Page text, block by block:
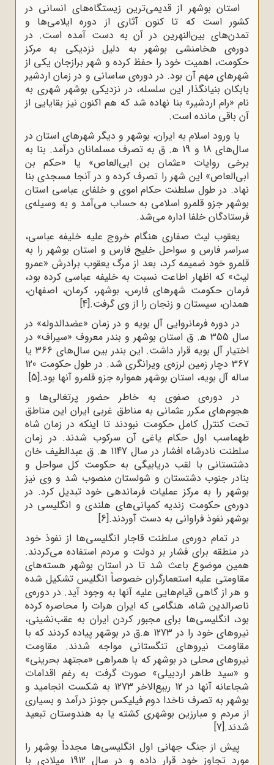
استان بوشهر از قدیمی‌ترین زیستگاه‌های انسانی در
کشور است که تا کنون آثاری از دوره ایلامی‌ها و
تمدن‌های بین‌النهرین در آن به دست آمده است. در
دوره‌ی هخامنشی بوشهر به دلیل نزدیکی به مرکز
حکومت، اهمیت خود را حفظ کرده و شهر برازجان یکی از
شهرهای مهم آن بود. در دوره‌ی ساسانی و در زمان اردشیر
بابکان بنیانگذار این سلسله، در نزدیکی بوشهر شهری به
نام «رام اردشیر» بنا نهاده شد که هم اکنون نیز بقایایی از
آن باقی مانده است.
با ورود اسلام به ایران، بوشهر و دیگر شهرهای استان در
سال‌های 18 و 19 ﻫ. ق به تصرف مسلمانان درآمد. بنا به
برخی روایات «عثمان بن ابی‌العاص» یا «حکم ‌بن
‌ابی‌العاص» این شهر را تصرف کرده و در آنجا مسجدی بنا
نهاد. در طول سلطنت حکام اموی و خلفای عباسی استان
بوشهر جزو قلمرو اسلامی به حساب می‌آمد و به وسیله‌ی
فرستادگان خلفا اداره می‌شد.
یعقوب لیث صفاری هنگام خروج علیه خلیفه عباسی،
سراسر فارس و سواحل خلیج فارس و استان بوشهر را به
قلمرو خود ضمیمه کرد، بعد از مرگ یعقوب برادرش «عمرو
لیث» که اظهار اطاعت نسبت به خلیفه عباسی کرده بود،
فرمان حکومت شهرهای فارس، بوشهر، کرمان، اصفهان،
همدان، سیستان و زنجان را از وی گرفت.[4]
در دوره فرمانروایی آل بویه و در زمان «عضدالدوله» در
سال 355 ﻫ. ق استان بوشهر و بندر معروف «سیراف» در
اختیار آل بویه قرار داشت. این بندر بین سال‌های 366 یا
367 دچار زمین لرزه‌ی ویرانگری شد. در طول حکومت 120
ساله آل بویه، استان بوشهر همواره جزو قلمرو آنها بود.[5]
در دوره‌ی صفوی به خاطر حضور پرتغالی‌ها و
هجوم‌های مکرر عثمانی‌ به مناطق غربی ایران این مناطق
تحت کنترل کامل حکومت نبودند تا اینکه در زمان شاه
طهماسب اول حکام یاغی آن سرکوب شدند. در زمان
سلطنت نادرشاه افشار در سال 1147 ﻫ. ق عبدالطیف خان
دشتستانی با لقب دریابیگی به حکومت کل سواحل و
بنادر جنوب دشتستان و شولستان منصوب شد و وی نیز
بوشهر را به مرکز عملیات فرماندهی خود تبدیل کرد. در
دوره‌ی حکومت زندیه کمپانی‌های هلندی و انگلیسی در
بوشهر نفوذ فراوانی به دست آوردند.[6]
در تمام دوره‌ی سلطنت قاجار انگلیسی‌ها از نفوذ خود
در منطقه برای فشار بر دولت و مردم استفاده می‌کردند.
همین موضوع باعث شد تا در استان بوشهر هسته‌های
مقاومتی علیه استعمارگران خصوصاً انگلیس تشکیل شده
و هر از گاهی قیام‌هایی علیه آنها به وجود آید. در دوره‌ی
ناصرالدین شاه، هنگامی که ایران هرات را محاصره کرده
بود، انگلیسی‌ها برای مجبور کردن ایران به عقب‌نشینی،
نیروهای خود را در 1273 ﻫ.ق در بوشهر پیاده کردند که با
مقاومت نیروهای تنگستانی مواجه شدند. مقاومت
نیروهای محلی در بوشهر که با همراهی «مجتهد بحرینی»
و «سید طاهر اردبیلی» صورت گرفت به رغم اقدامات
شجاعانه آنها در 12 ربیع‌الاخر 1273 به شکست انجامید و
بوشهر به تصرف ناخدا دوم فیلیکس جونز درآمد و بسیاری
از مردم و مبارزین بوشهری کشته یا به هندوستان تبعید
شدند.[7]
پیش از جنگ جهانی اول انگلیسی‌ها مجدداً بوشهر را
مورد تجاوز خود قرار داده و در سال 1912 میلادی با